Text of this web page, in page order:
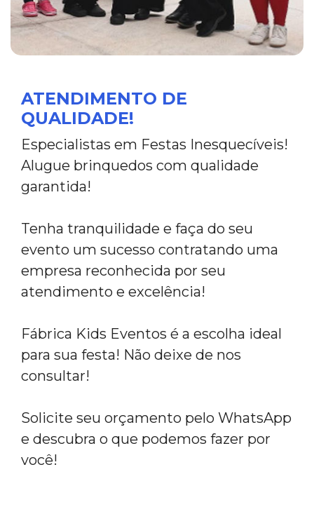
ATENDIMENTO DE
QUALIDADE!
Especialistas em Festas Inesquecíveis!
Alugue brinquedos com qualidade
garantida!
Tenha tranquilidade e faça do seu
evento um sucesso contratando uma
empresa reconhecida por seu
atendimento e excelência!
Fábrica Kids Eventos é a escolha ideal
para sua festa! Não deixe de nos
consultar!
Solicite seu orçamento pelo WhatsApp
e descubra o que podemos fazer por
você!